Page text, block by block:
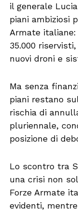
il generale
piani ambiziosi
Armate
35.000
nuovi droni e
Ma senza
piani restano
rischia di
pluriennale,
posizione di
Lo scontro tra
una crisi non
Forze Armate
evidenti,